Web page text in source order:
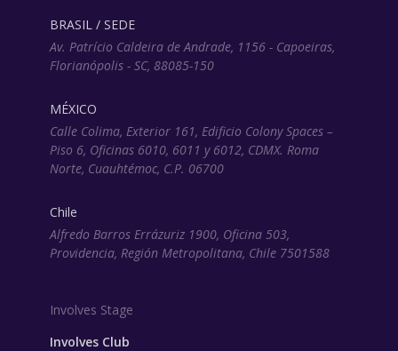
BRASIL / SEDE
Av. Patrício Caldeira de Andrade, 1156 - Capoeiras,
Florianópolis - SC, 88085-150
MÉXICO
Calle Colima, Exterior 161, Edificio Colony Spaces –
Piso 6, Oficinas 6010, 6011 y 6012, CDMX. Roma
Norte, Cuauhtémoc, C.P. 06700
Chile
Alfredo Barros Errázuriz 1900, Oficina 503,
Providencia, Región Metropolitana, Chile 7501588
Involves Stage
Involves Club